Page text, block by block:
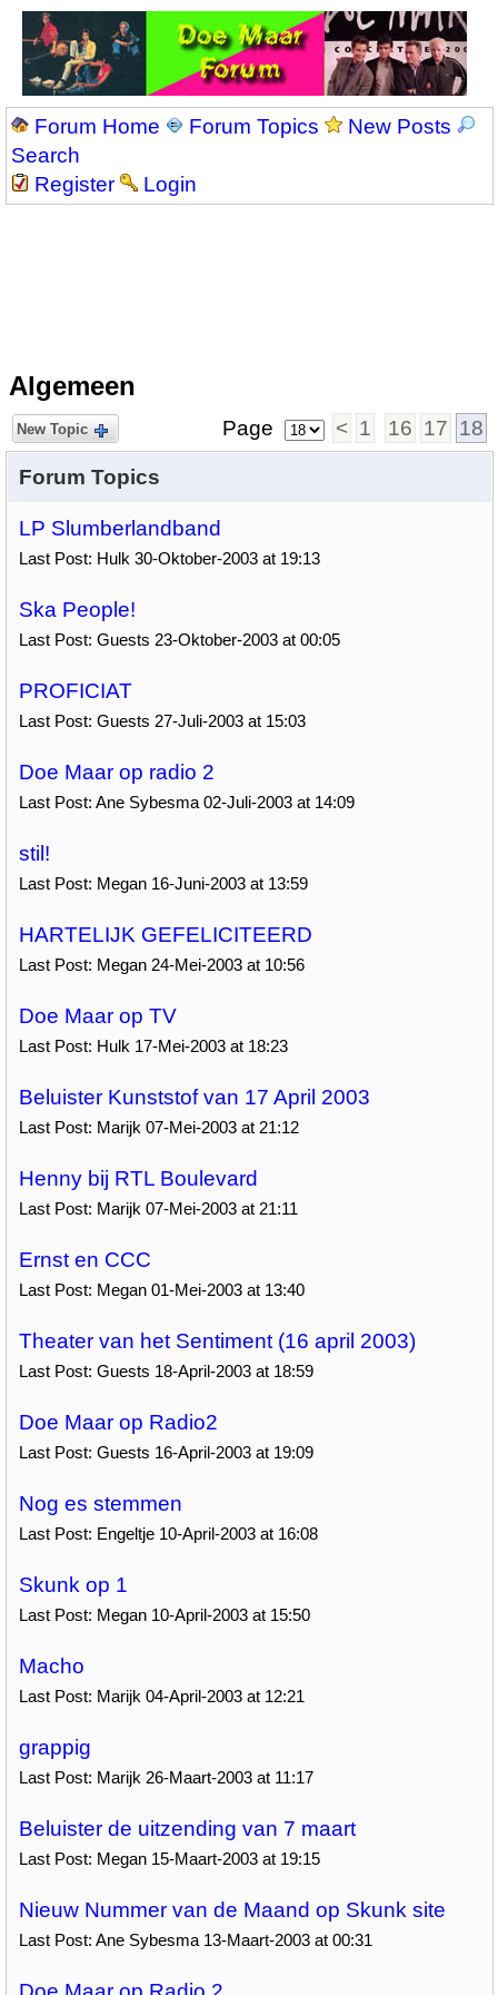
Forum Home Forum Topics
New Posts
Search
Register
Login
Algemeen
New Topic Page < 1 16 17 18
Forum Topics
LP Slumberlandband
Last Post: Hulk 30-Oktober-2003 at 19:13
Ska People!
Last Post: Guests 23-Oktober-2003 at 00:05
PROFICIAT
Last Post: Guests 27-Juli-2003 at 15:03
Doe Maar op radio 2
Last Post: Ane Sybesma 02-Juli-2003 at 14:09
stil!
Last Post: Megan 16-Juni-2003 at 13:59
HARTELIJK GEFELICITEERD
Last Post: Megan 24-Mei-2003 at 10:56
Doe Maar op TV
Last Post: Hulk 17-Mei-2003 at 18:23
Beluister Kunststof van 17 April 2003
Last Post: Marijk 07-Mei-2003 at 21:12
Henny bij RTL Boulevard
Last Post: Marijk 07-Mei-2003 at 21:11
Ernst en CCC
Last Post: Megan 01-Mei-2003 at 13:40
Theater van het Sentiment (16 april 2003)
Last Post: Guests 18-April-2003 at 18:59
Doe Maar op Radio2
Last Post: Guests 16-April-2003 at 19:09
Nog es stemmen
Last Post: Engeltje 10-April-2003 at 16:08
Skunk op 1
Last Post: Megan 10-April-2003 at 15:50
Macho
Last Post: Marijk 04-April-2003 at 12:21
grappig
Last Post: Marijk 26-Maart-2003 at 11:17
Beluister de uitzending van 7 maart
Last Post: Megan 15-Maart-2003 at 19:15
Nieuw Nummer van de Maand op Skunk site
Last Post: Ane Sybesma 13-Maart-2003 at 00:31